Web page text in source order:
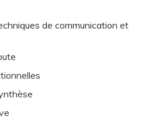
de communication et